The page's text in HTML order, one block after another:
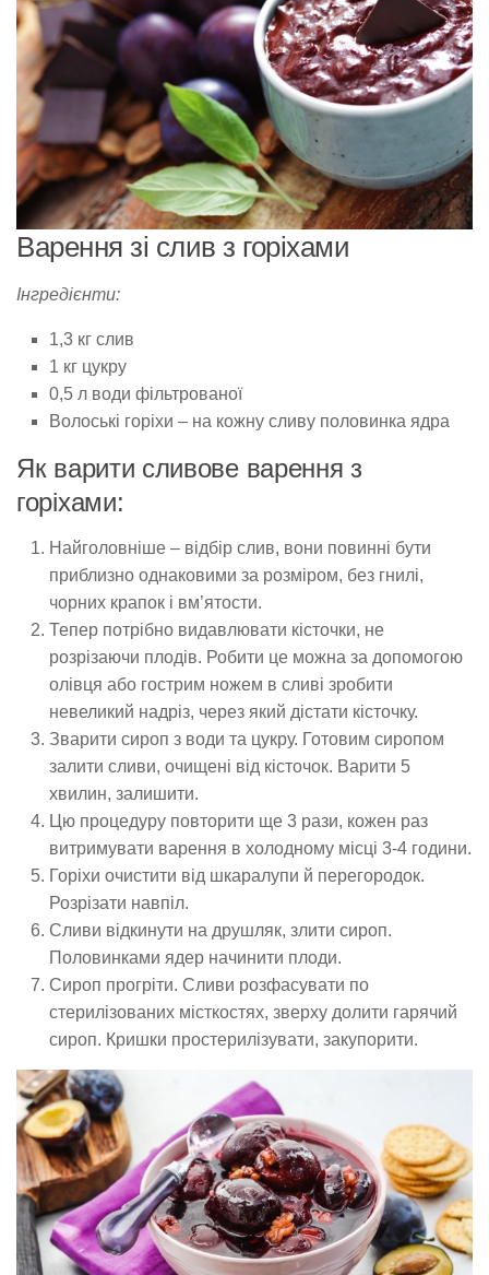
Варення зі слив з горіхами
Інгредієнти:​​
1,3 кг слив
1 кг цукру
0,5 л води фільтрованої
Волоські горіхи – на кожну сливу половинка ядра
Як варити сливове варення з
горіхами:
Найголовніше – відбір слив, вони повинні бути
приблизно однаковими за розміром, без гнилі,
чорних крапок і вм’ятости.
Тепер потрібно видавлювати кісточки, не
розрізаючи плодів. Робити це можна за допомогою
олівця або гострим ножем в сливі зробити
невеликий надріз, через який дістати кісточку.
Зварити сироп з води та цукру. Готовим сиропом
залити сливи, очищені від кісточок. Варити 5
хвилин, залишити.
Цю процедуру повторити ще 3 рази, кожен раз
витримувати варення в холодному місці 3-4 години.
Горіхи очистити від шкаралупи й перегородок.
Розрізати навпіл.
Сливи відкинути на друшляк, злити сироп.
Половинками ядер начинити плоди.
Сироп прогріти. Сливи розфасувати по
стерилізованих місткостях, зверху долити гарячий
сироп. Кришки простерилізувати, закупорити.